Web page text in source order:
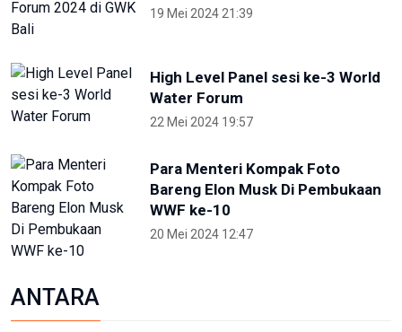
19 Mei 2024 21:39
High Level Panel sesi ke-3 World
Water Forum
22 Mei 2024 19:57
Para Menteri Kompak Foto
Bareng Elon Musk Di Pembukaan
WWF ke-10
20 Mei 2024 12:47
ANTARA